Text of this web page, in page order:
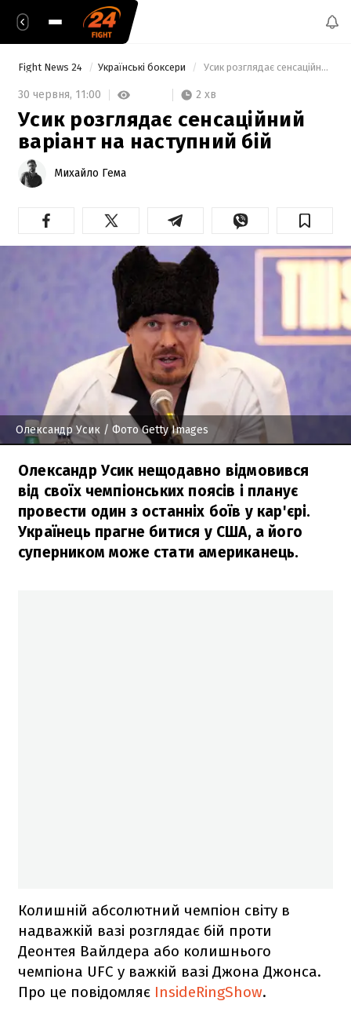
Fight News 24 Українські боксери Усик розглядає сенсаційний варіант на наступний бій
30 червня, 11:00 2 хв
Усик розглядає сенсаційний
варіант на наступний бій
Михайло Гема
Олександр Усик / Фото Getty Images
Олександр Усик нещодавно відмовився
від своїх чемпіонських поясів і планує
провести один з останніх боїв у кар'єрі.
Українець прагне битися у США, а його
суперником може стати американець.
Колишній абсолютний чемпіон світу в
надважкій вазі розглядає бій проти
Деонтея Вайлдера або колишнього
чемпіона UFC у важкій вазі Джона Джонса.
Про це повідомляє InsideRingShow.